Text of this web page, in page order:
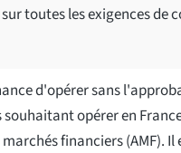
toutes les exigences
d'opérer sans
souhaitant opérer en
financiers (AMF). Il